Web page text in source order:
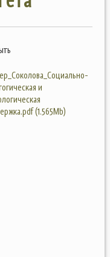
и
(1.565Mb)